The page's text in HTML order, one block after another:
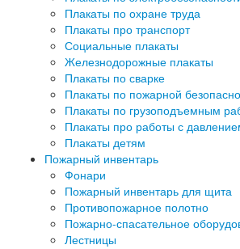
Плакаты по охране труда
Плакаты про транспорт
Социальные плакаты
Железнодорожные плакаты
Плакаты по сварке
Плакаты по пожарной
Плакаты по грузоподъемным
Плакаты про работы с
Плакаты детям
Пожарный инвентарь
Фонари
Пожарный инвентарь для щита
Противопожарное полотно
Пожарно-спасательное
Лестницы